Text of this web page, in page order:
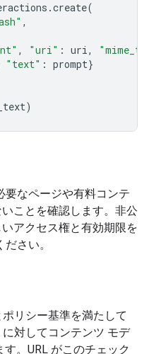
.create(
,
, "uri" : uri,
"text" : prompt}
)
要なページや有料コンテ
ことを確認します。非公
アクセス権と有効期限を
さい。
リシー基準を満たして
対してコンテンツ モデ
。URL がこのチェック